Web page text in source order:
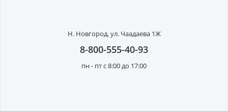
Н. Новгород,ул. Чаадаева 1Ж
8-800-555-40-93
пн - пт с 8:00 до 17:00